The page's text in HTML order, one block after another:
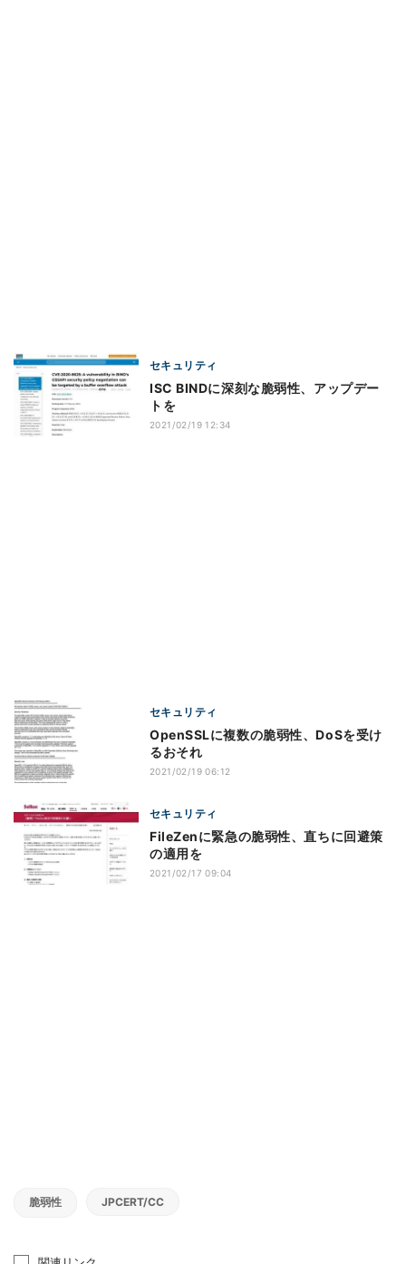
セキュリティ
ISC BINDに深刻な脆弱性、アップデー
トを
2021/02/19 12:34
セキュリティ
OpenSSLに複数の脆弱性、DoSを受け
るおそれ
2021/02/19 06:12
セキュリティ
FileZenに緊急の脆弱性、直ちに回避策
の適用を
2021/02/17 09:04
脆弱性 JPCERT/CC